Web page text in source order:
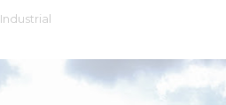
Industrial